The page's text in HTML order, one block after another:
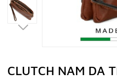
CLUTCH NAM DA